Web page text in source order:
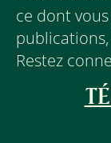
ce dont
Restez